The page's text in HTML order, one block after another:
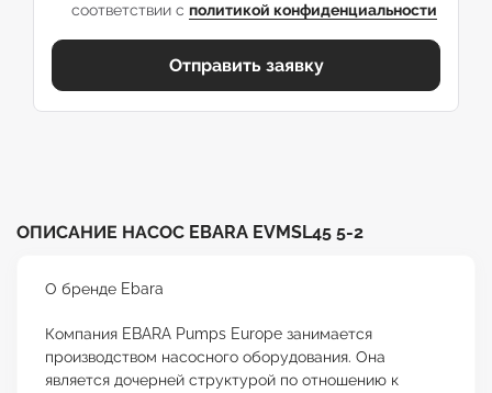
соответствии с политикой конфиденциальности
Отправить заявку
ОПИСАНИЕ НАСОС EBARA EVMSL45 5-2
О бренде Ebara
Компания EBARA Pumps Europe занимается
производством насосного оборудования. Она
является дочерней структурой по отношению к